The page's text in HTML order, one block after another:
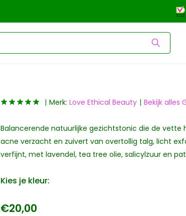
aanmaken
aanmaken
Merk: Love Ethical Beauty Bekijk alles
Balancerende natuurlijke gezichtstonic die de vette
acne verzacht en zuivert van overtollig talg, licht
verfijnt, met lavendel, tea tree olie, salicylzuur en
Kies je kleur:
€20,00